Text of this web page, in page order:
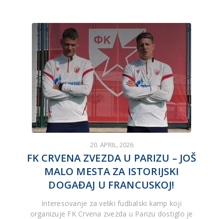
20. APRIL, 2026
FK CRVENA ZVEZDA U PARIZU – JOŠ
MALO MESTA ZA ISTORIJSKI
DOGAĐAJ U FRANCUSKOJ!
Interesovanje za veliki fudbalski kamp koji
organizuje FK Crvena zvezda u Parizu dostiglo je